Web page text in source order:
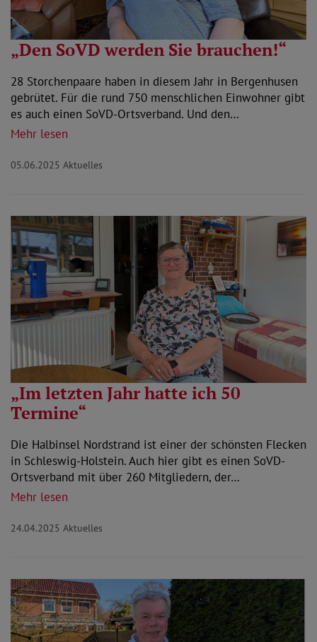
„Den SoVD werden Sie brauchen!“
28 Storchenpaare haben in diesem Jahr in Bergenhusen
gebrütet. Für die rund 750 menschlichen Einwohner gibt
es auch einen SoVD-Ortsverband. Und den…
Mehr lesen
05.06.2025 Aktuelles
„Im letzten Jahr hatte ich 50
Termine“
Die Halbinsel Nordstrand ist einer der schönsten Flecken
in Schleswig-Holstein. Auch hier gibt es einen SoVD-
Ortsverband mit über 260 Mitgliedern, der…
Mehr lesen
24.04.2025 Aktuelles